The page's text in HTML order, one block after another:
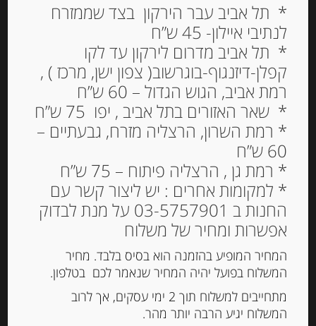
שוקולד חלב דובאי במילוי
קרם פיסטוק וקדאיף 130
גרם DUBAI CHOCOLATE
PISTACHO Y KADAIF
₪86.00
מחיר ל 100 גרם:66.16 ש"ח
* תל אביב עבר הירקון בצד שממזרח
לנתיבי איילון- 45 ש”ח
* תל אביב מדרום לירקון עד לקו
קפלן-דיזנגוף-בוגרשוב( צפון ישן, מרכז ) ,
רמת אביב, הגוש הגדול – 60 ש”ח
* שאר האזורים בתל אביב , יפו 75 ש”ח
* רמת השרון, הרצליה מזרח, גבעתיים –
60 ש”ח
* רמת גן , הרצליה פיתוח – 75 ש”ח
* למקומות אחרים : יש ליצור קשר עם
החנות ב 03-5757901 על מנת לבדוק
אפשרות ומחיר של משלוח
המחיר המופיע בהזמנה הוא בסיס בלבד. מחיר
המשלוח בפועל יהיה המחיר שנאמר לכם בטלפון.
מתחייבים למשלוח תוך 2 ימי עסקים, אך לרוב
המשלוח יגיע הרבה יותר מהר.